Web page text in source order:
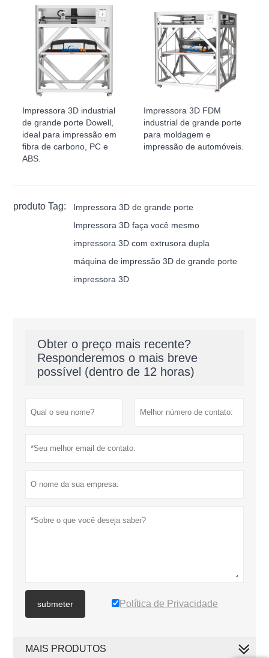
Impressora 3D industrial
de grande porte Dowell,
ideal para impressão em
fibra de carbono, PC e
ABS.
Impressora 3D FDM
industrial de grande porte
para moldagem e
impressão de automóveis.
produto Tag:
Impressora 3D de grande porte
Impressora 3D faça você mesmo
impressora 3D com extrusora dupla
máquina de impressão 3D de grande porte
impressora 3D
Obter o preço mais recente?
Responderemos o mais breve
possível (dentro de 12 horas)
submeter Política de Privacidade
MAIS PRODUTOS